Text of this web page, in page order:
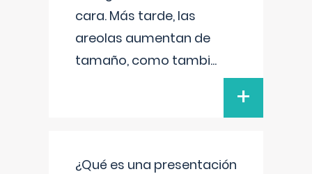
cara. Más tarde, las
areolas aumentan de
tamaño, como tambi...
+
¿Qué es una presentación